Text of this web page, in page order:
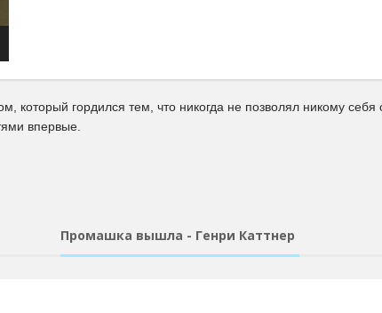
который гордился тем, что никогда не позволял никому
впервые.
Промашка вышла - Генри Каттнер